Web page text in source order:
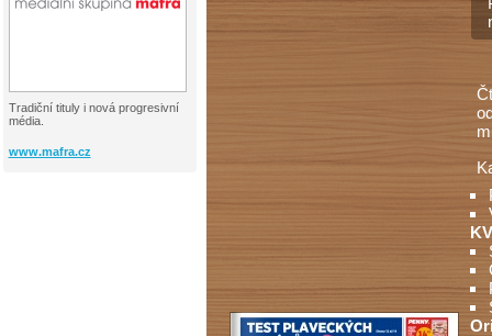
Tradiční tituly i nová progresivní
média.
www.mafra.cz